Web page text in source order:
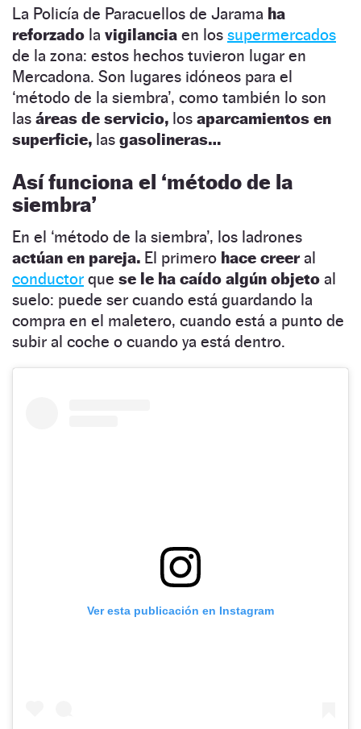
La Policía de Paracuellos de Jarama ha
reforzado la vigilancia en los supermercados
de la zona: estos hechos tuvieron lugar en
Mercadona. Son lugares idóneos para el
‘método de la siembra’, como también lo son
las áreas de servicio, los aparcamientos en
superficie, las gasolineras…
Así funciona el ‘método de la
siembra’
En el ‘método de la siembra’, los ladrones
actúan en pareja. El primero hace creeral
conductor que se le ha caído algún objeto al
suelo: puede ser cuando está guardando la
compra en el maletero, cuando está a punto de
subir al coche o cuando ya está dentro.
Ver esta publicación en Instagram